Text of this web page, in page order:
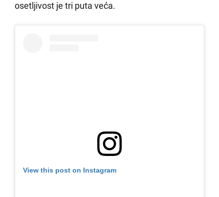
osetljivost je tri puta veća.
View this post on Instagram